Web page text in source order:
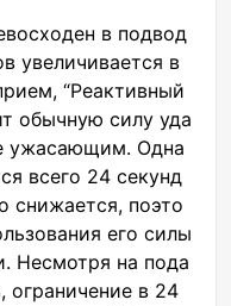
в подвод
увеличивается в
“Реактивный
обычную силу уда
ужасающим. Одна
всего 24 секунд
снижается, поэто
его силы
Несмотря на пода
в 24